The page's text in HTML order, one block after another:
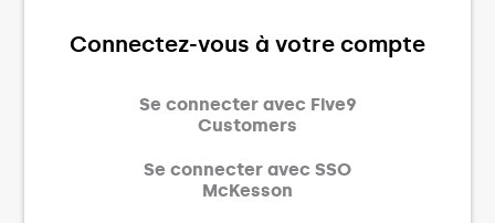
Connectez-vous à votre compte
Se connecter avec Five9
Customers
Se connecter avec SSO
McKesson